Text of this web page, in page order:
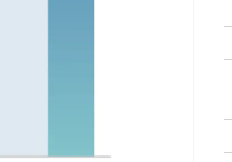
Mordor Intelligence. La réutilisation